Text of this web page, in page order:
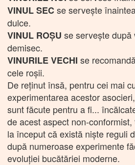
VINUL SECse serveşte
dulce.
VINUL ROŞU se serveşte după
demisec.
VINURILE VECHI se
cele roşii.
De reținut însă, pentru cei mai
experimentarea acestor
sunt făcute pentru a fi...
de acest aspect non-
la început că există niște reguli
după numeroase experimente
evoluției bucătăriei moderne.